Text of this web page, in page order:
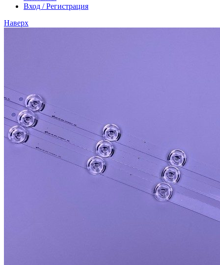
Вход / Регистрация
Наверх